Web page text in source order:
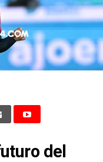
del